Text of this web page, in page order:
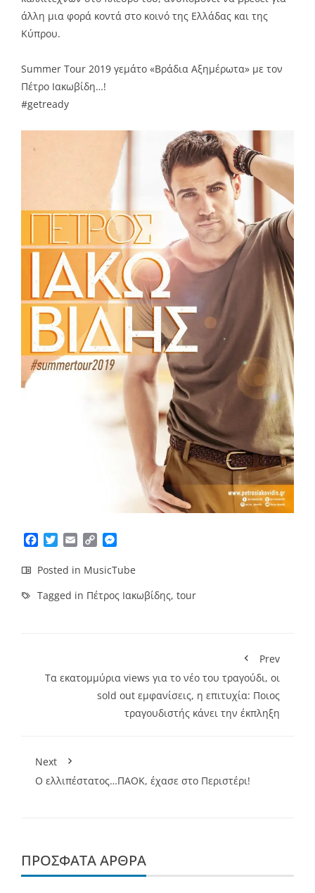
άλλη μια φορά κοντά στο κοινό της Ελλάδας και της
Κύπρου.
Summer Tour 2019 γεμάτο «Βράδια Αξημέρωτα» με τον
Πέτρο Ιακωβίδη…!
#getready
Facebook
TwitterEmailCopy
Posted in MusicTube
Tagged in Πέτρος Ιακωβίδης, tour
Prev
Τα εκατομμύρια views για το νέο του τραγούδι, οι
sold out εμφανίσεις, η επιτυχία: Ποιος
τραγουδιστής κάνει την έκπληξη
Next
Ο ελλιπέστατος…ΠΑΟΚ, έχασε στο Περιστέρι!
ΠΡΌΣΦΑΤΑ ΆΡΘΡΑ